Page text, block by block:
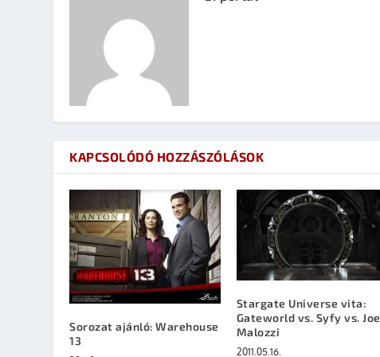
KAPCSOLÓDÓ HOZZÁSZÓLÁSOK
Sorozat ajánló: Warehouse
13
Stargate Universe vita:
Gateworld vs. Syfy vs. Joe
Malozzi
2011.05.16.